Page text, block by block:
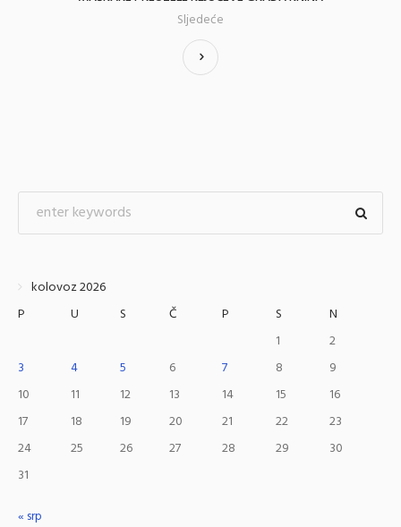
Sljedeće
kolovoz 2026
P
U S Č P S
N
1
2
3
4 5 6 7 8
9
10
11 12 13 14 15
16
17
18 19 20 21 22
23
24
25 26 27 28 29
30
31
« srp